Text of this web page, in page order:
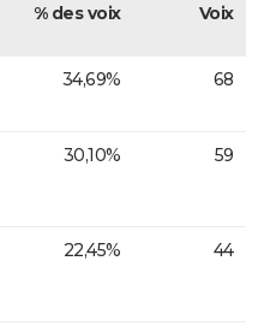
% des voix Voix
34,69% 68
30,10% 59
22,45% 44